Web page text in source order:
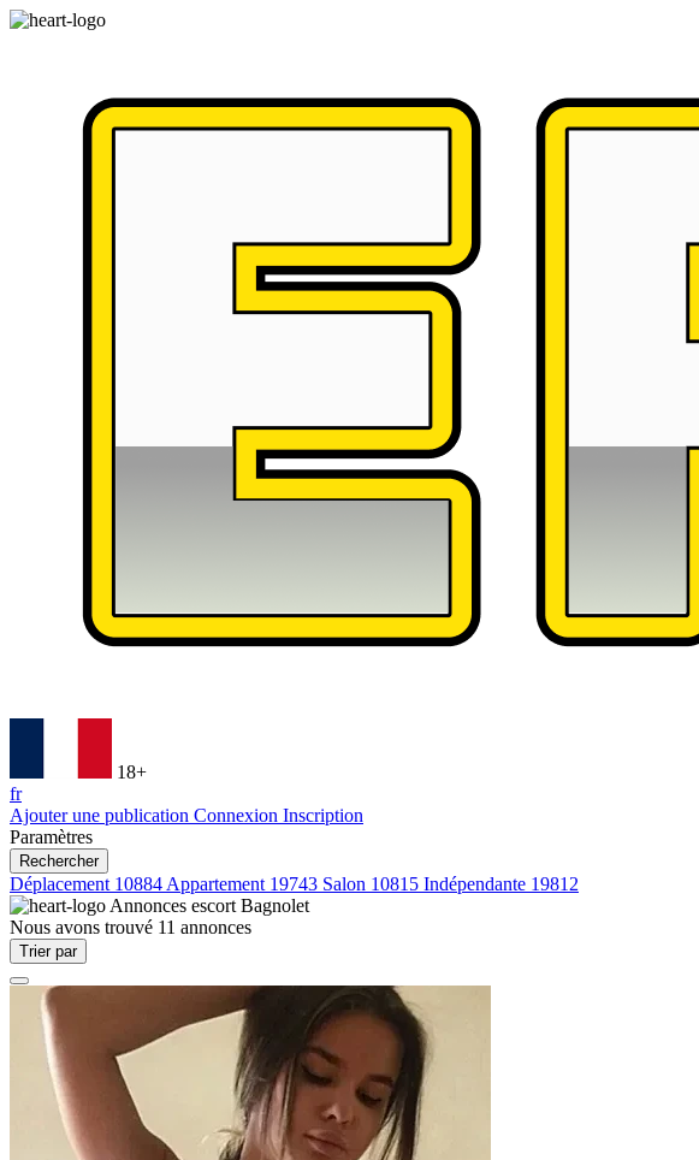
18+
fr
Ajouter une publication Connexion Inscription
Paramètres
Rechercher
Déplacement 10884 Appartement 19743 Salon 10815 Indépendante 19812
Annonces escort Bagnolet
Nous avons trouvé 11 annonces
Trier par